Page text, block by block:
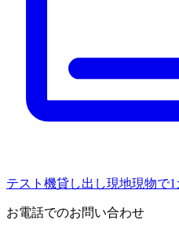
テスト機貸し出し現地現物で
お電話でのお問い合わせ